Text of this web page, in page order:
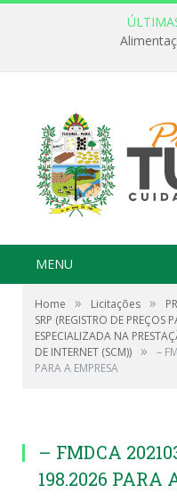
MENU
Home » Licitações »
SRP (REGISTRO DE PREÇOS
ESPECIALIZADA NA
DE INTERNET (SCM)) »
–
PARA A EMPRESA
– FMDCA
198.2026 PARA